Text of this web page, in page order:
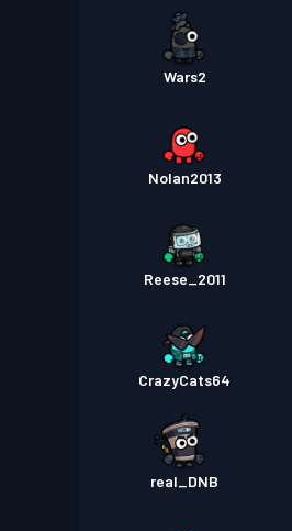
Wars2
Nolan2013
Reese_2011
CrazyCats64
real_DNB